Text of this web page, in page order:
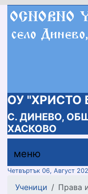
ОУ "ХРИСТО
С. ДИНЕВО,
ХАСКОВО
меню
меню
меню
Четвъртък 06, Август
Ученици Права